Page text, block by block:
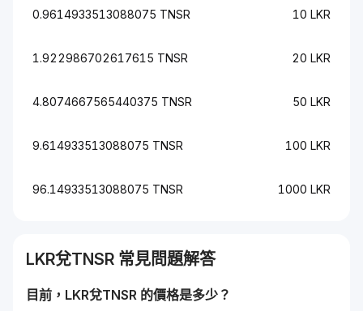
0.9614933513088075 TNSR 10 LKR
1.922986702617615 TNSR 20 LKR
4.8074667565440375 TNSR 50 LKR
9.614933513088075 TNSR 100 LKR
96.14933513088075 TNSR 1000 LKR
LKR兌TNSR 常見問題解答
目前， LKR兌TNSR 的價格是多少？